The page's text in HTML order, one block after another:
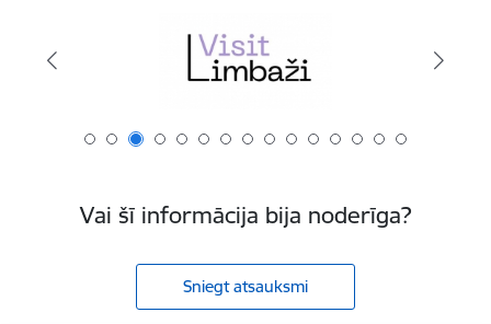
Vai šī informācija bija noderīga?
Sniegt atsauksmi